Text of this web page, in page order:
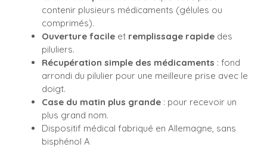
contenir plusieurs médicaments (gélules ou
comprimés).
Ouverture facile et remplissage rapide des
piluliers.
Récupération simple des médicaments : fond
arrondi du pilulier pour une meilleure prise avec le
doigt.
Case du matin plus grande : pour recevoir un
plus grand nom.
Dispositif médical fabriqué en Allemagne, sans
bisphénol A